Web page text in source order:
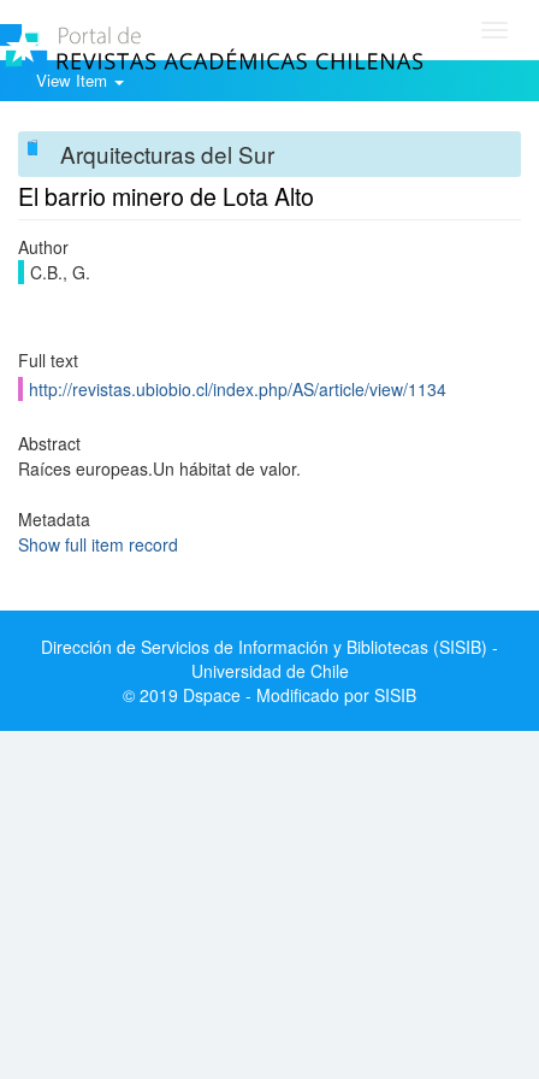
View Item
Arquitecturas del Sur
El barrio minero de Lota Alto
Author
C.B., G.
Full text
http://revistas.ubiobio.cl/index.php/AS/article/view/1134
Abstract
Raíces europeas.Un hábitat de valor.
Metadata
Show full item record
Dirección de Servicios de Información y Bibliotecas (SISIB) -
Universidad de Chile
© 2019 Dspace - Modificado por SISIB